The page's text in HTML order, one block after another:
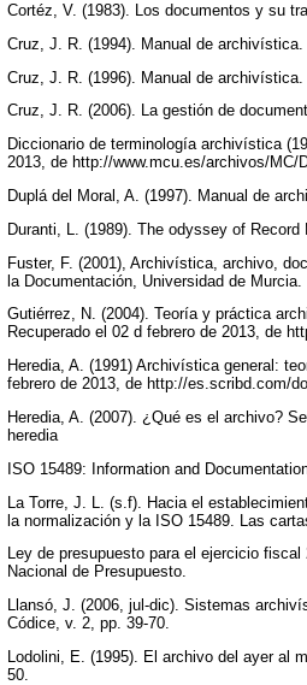
Cortéz, V. (1983). Los documentos y su
Cruz, J. R. (1994). Manual de
Cruz, J. R. (1996). Manual de
Cruz, J. R. (2006). La gestión de
Diccionario de terminología archivística
2013, de http://www.mcu.es/archivos/MC/
Duplá del Moral, A. (1997). Manual de
Duranti, L. (1989). The odyssey of Record
Fuster, F. (2001), Archivística, archivo,
la Documentación, Universidad de
Gutiérrez, N. (2004). Teoría y práctica
Recuperado el 02 d febrero de 2013, de
Heredia, A. (1991) Archivística general:
febrero de 2013, de http://es.scribd.com/
Heredia, A. (2007). ¿Qué es el archivo?
heredia
ISO 15489: Information and
La Torre, J. L. (s.f). Hacia el
la normalización y la ISO 15489. Las
Ley de presupuesto para el ejercicio
Nacional de Presupuesto.
Llansó, J. (2006, jul-dic). Sistemas
Códice, v. 2, pp. 39-70.
Lodolini, E. (1995). El archivo del ayer al
50.